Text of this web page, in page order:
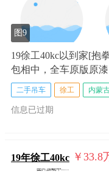
图9
19徐工40kc以到家[抱
包相中，全车原版原
二手吊车 徐工 内蒙
信息已过期
19年徐工40kc ￥33.8